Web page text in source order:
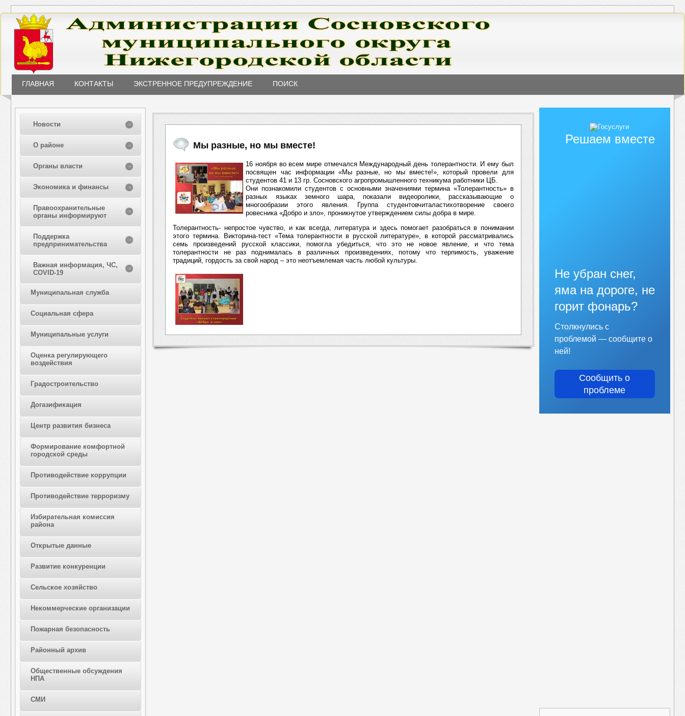
ГЛАВНАЯ КОНТАКТЫ ЭКСТРЕННОЕ ПРЕДУПРЕЖДЕНИЕ ПОИСК
Новости
О районе
Органы власти
Экономика и финансы
Правоохранительные
органы информируют
Поддержка
предпринимательства
Важная информация, ЧС,
COVID-19
Муниципальная служба
Социальная сфера
Муниципальные услуги
Оценка регулирующего
воздействия
Градостроительство
Догазификация
Центр развития бизнеса
Формирование комфортной
городской среды
Противодействие коррупции
Противодействие терроризму
Избирательная комиссия
района
Открытые данные
Развитие конкуренции
Сельское хозяйство
Некоммерческие организации
Пожарная безопасность
Районный архив
Общественные обсуждения
НПА
СМИ
Мы разные, но мы вместе!
16 ноября во всем мире отмечался Международный день толерантности. И ему был
посвящен час информации «Мы разные, но мы вместе!», который провели для
студентов 41 и 13 гр. Сосновского агропромышленного техникума работники ЦБ.
Они познакомили студентов с основными значениями термина «Толерантность» в
разных языках земного шара, показали видеоролики, рассказывающие о
многообразии этого явления. Группа студентовчиталастихотворение своего
ровесника «Добро и зло», проникнутое утверждением силы добра в мире.
Толерантность- непростое чувство, и как всегда, литература и здесь помогает разобраться в понимании
этого термина. Викторина-тест «Тема толерантности в русской литературе», в которой рассматривались
семь произведений русской классики, помогла убедиться, что это не новое явление, и что тема
толерантности не раз поднималась в различных произведениях, потому что терпимость, уважение
традиций, гордость за свой народ – это неотъемлемая часть любой культуры.
Решаем вместе
Не убран снег,
яма на дороге, не
горит фонарь?
Столкнулись с
проблемой — сообщите о
ней!
Сообщить о
проблеме